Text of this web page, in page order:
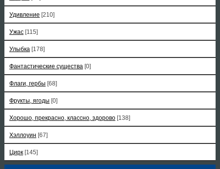
Удивление [210]
Ужас [115]
Улыбка [178]
Фантастические существа [0]
Флаги, гербы [68]
Фрукты, ягоды [0]
Хорошо, прекрасно, классно, здорово [138]
Хэллоуин [67]
Цирк [145]